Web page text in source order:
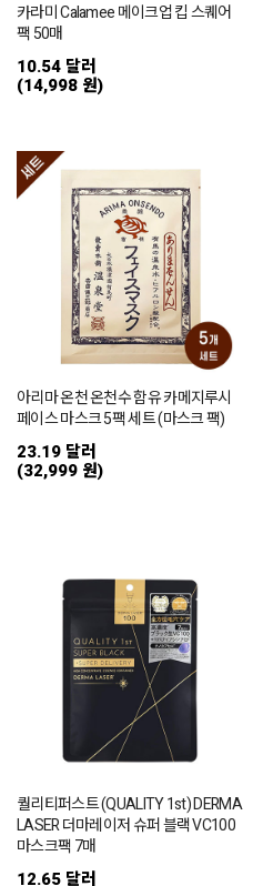
카라미 Calamee 메이크업 킵 스퀘어
팩 50매
10.54 달러
(14,998 원)
아리마 온천 온천수 함유 카메지루시
페이스 마스크 5팩 세트 (마스크 팩)
23.19 달러
(32,999 원)
퀄리티퍼스트 (QUALITY 1st) DERMA
LASER 더마레이저 슈퍼 블랙 VC100
마스크팩 7매
12.65 달러